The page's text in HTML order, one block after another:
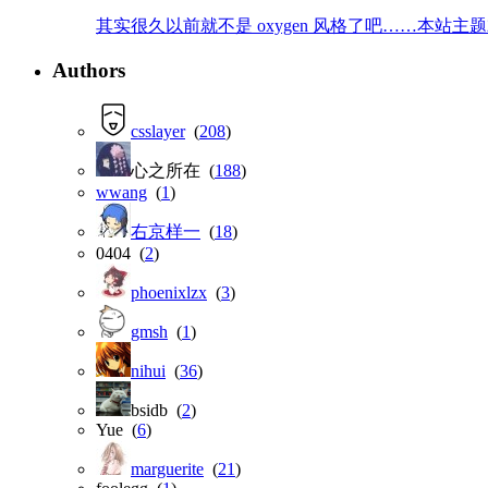
其实很久以前就不是 oxygen 风格了吧……本站主题
Authors
csslayer(208)
心之所在 (188)
wwang (1)
右京样一 (18)
0404 (2)
phoenixlzx (3)
gmsh (1)
nihui (36)
bsidb (2)
Yue (6)
marguerite (21)